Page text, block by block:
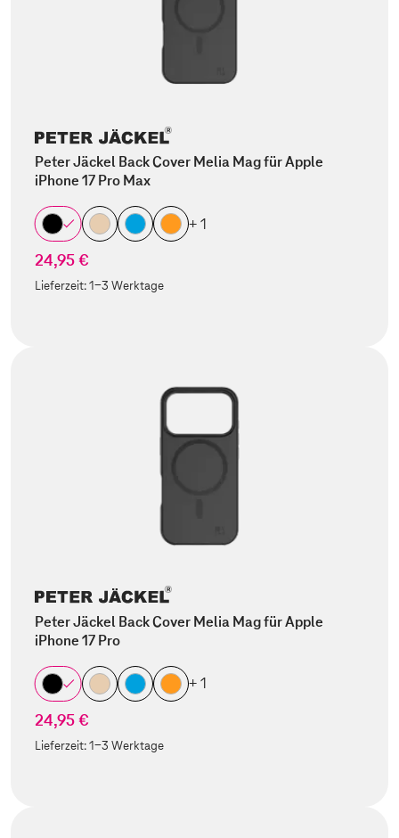
Peter Jäckel Back Cover Melia Mag für Apple
iPhone 17 Pro Max
+ 1
24,95 €
Lieferzeit:1-3 Werktage
Peter Jäckel Back Cover Melia Mag für Apple
iPhone 17 Pro
+ 1
24,95 €
Lieferzeit:1-3 Werktage